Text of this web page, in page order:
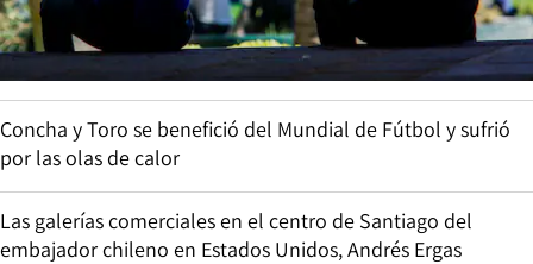
Concha y Toro se benefició del Mundial de Fútbol y sufrió
por las olas de calor
Las galerías comerciales en el centro de Santiago del
embajador chileno en Estados Unidos, Andrés Ergas